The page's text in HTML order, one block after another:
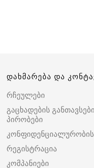
დახმარება და
რჩეულები
გაცხადების
პირობები
რეგისტრაცია
კომპანიები